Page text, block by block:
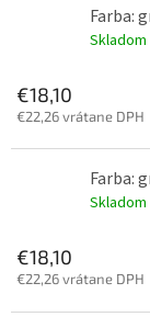
Farba:
Skladom
€18,10
€22,26 vrátane DPH
Farba:
Skladom
€18,10
€22,26 vrátane DPH